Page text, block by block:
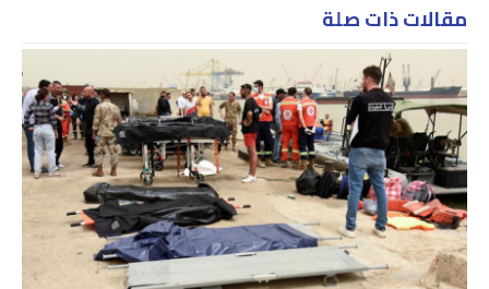
مقالات ذات صلة